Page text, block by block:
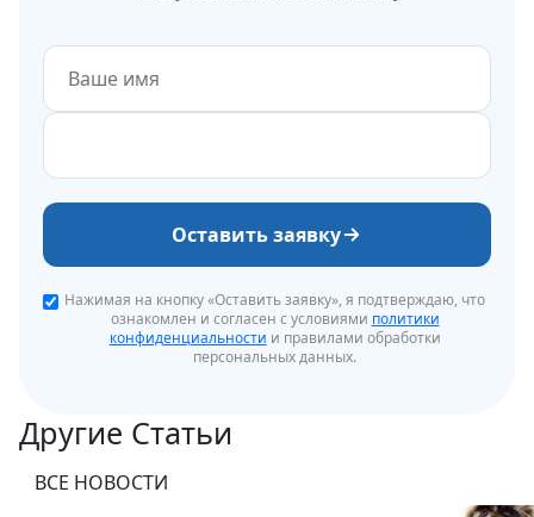
Оставить заявку
Нажимая на кнопку «Оставить заявку», я подтверждаю, что
ознакомлен и согласен с условиями политики
конфиденциальности и правилами обработки
персональных данных.
Другие Статьи
ВСЕ НОВОСТИ